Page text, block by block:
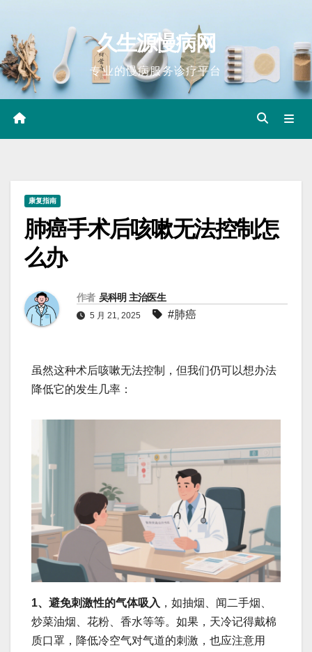
content
久生源慢病网
专业的慢病服务诊疗平台
康复指南
肺癌手术后咳嗽无法控制怎
么办
作者 吴科明 主治医生
5 月 21, 2025 #肺癌
虽然这种术后咳嗽无法控制，但我们仍可以想办法
降低它的发生几率：
1、避免刺激性的气体吸入 ，如抽烟、闻二手烟、
炒菜油烟、花粉、香水等等。如果，天冷记得戴棉
质口罩，降低冷空气对气道的刺激，也应注意用